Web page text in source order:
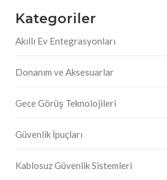
Kategoriler
Akıllı Ev Entegrasyonları
Donanım ve Aksesuarlar
Gece Görüş Teknolojileri
Güvenlik İpuçları
Kablosuz Güvenlik Sistemleri